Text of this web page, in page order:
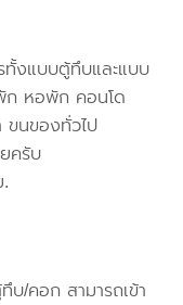
ทั้งแบบตู้ทึบและแบบ
ก หอพัก คอนโด
ขนของทั่วไป
ครับ
/คอก สามารถเข้า